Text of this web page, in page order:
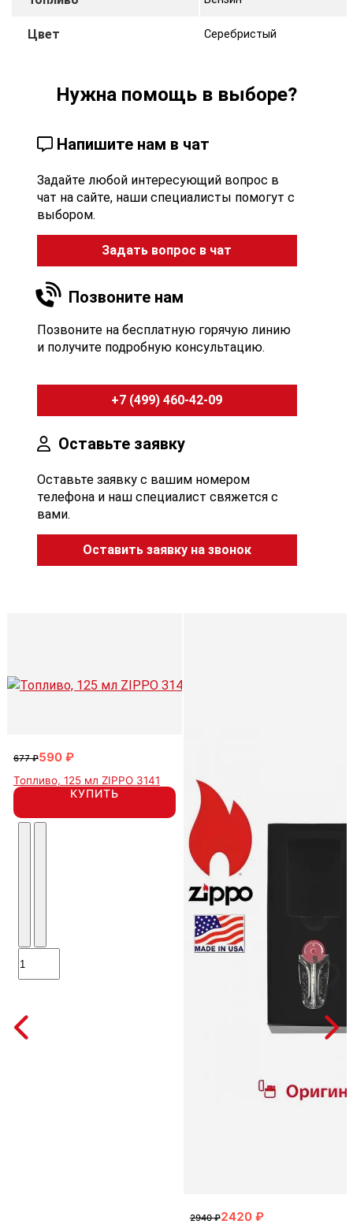
Цвет Серебристый
Нужна помощь в выборе?
Напишите нам в чат
Задайте любой интересующий вопрос в
чат на сайте, наши специалисты помогут с
выбором.
Задать вопрос в чат
Позвоните нам
Позвоните на бесплатную горячую линию
и получите подробную консультацию.
+7 (499) 460-42-09
Оставьте заявку
Оставьте заявку с вашим номером
телефона и наш специалист свяжется с
вами.
Оставить заявку на звонок
677 ₽590 ₽
Топливо, 125 мл ZIPPO 3141
КУПИТЬ
2940 ₽2420 ₽